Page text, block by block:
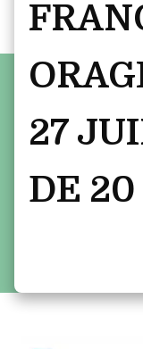
27
DE 20